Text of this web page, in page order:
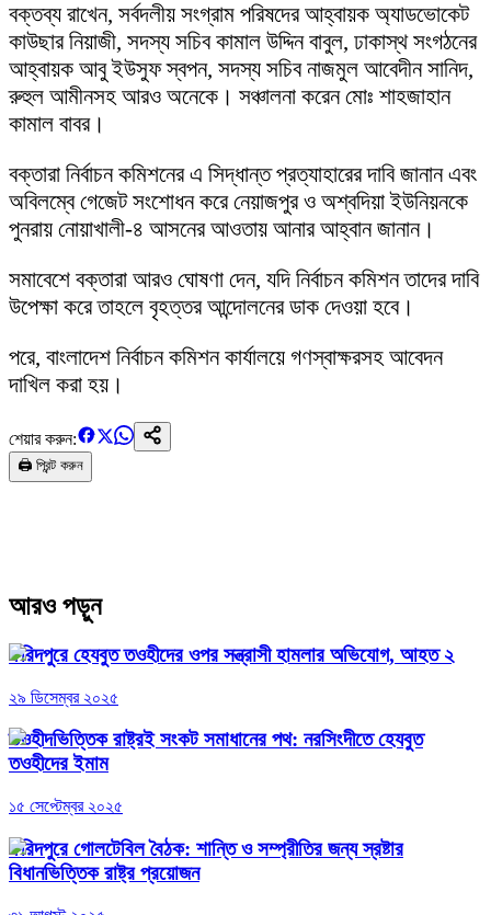
বক্তব্য রাখেন, সর্বদলীয় সংগ্রাম পরিষদের আহ্বায়ক অ্যাডভোকেট
কাউছার নিয়াজী, সদস্য সচিব কামাল উদ্দিন বাবুল, ঢাকাস্থ সংগঠনের
আহ্বায়ক আবু ইউসুফ স্বপন, সদস্য সচিব নাজমুল আবেদীন সানিদ,
রুহুল আমীনসহ আরও অনেকে। সঞ্চালনা করেন মোঃ শাহজাহান
কামাল বাবর।
বক্তারা নির্বাচন কমিশনের এ সিদ্ধান্ত প্রত্যাহারের দাবি জানান এবং
অবিলম্বে গেজেট সংশোধন করে নেয়াজপুর ও অশ্বদিয়া ইউনিয়নকে
পুনরায় নোয়াখালী-৪ আসনের আওতায় আনার আহ্বান জানান।
সমাবেশে বক্তারা আরও ঘোষণা দেন, যদি নির্বাচন কমিশন তাদের দাবি
উপেক্ষা করে তাহলে বৃহত্তর আন্দোলনের ডাক দেওয়া হবে।
পরে, বাংলাদেশ নির্বাচন কমিশন কার্যালয়ে গণস্বাক্ষরসহ আবেদন
দাখিল করা হয়।
শেয়ার করুন:
🖨️ প্রিন্ট করুন
আরও পড়ুন
ফরিদপুরে হেযবুত তওহীদের ওপর সন্ত্রাসী হামলার অভিযোগ, আহত ২
২৯ ডিসেম্বর ২০২৫
তওহীদভিত্তিক রাষ্ট্রই সংকট সমাধানের পথ: নরসিংদীতে হেযবুত
তওহীদের ইমাম
১৫ সেপ্টেম্বর ২০২৫
ফরিদপুরে গোলটেবিল বৈঠক: শান্তি ও সম্প্রীতির জন্য স্রষ্টার
বিধানভিত্তিক রাষ্ট্র প্রয়োজন